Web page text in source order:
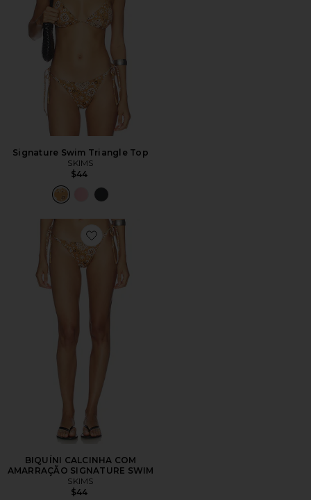
Signature Swim Triangle Top
SKIMS
$44
Favorite BIQUÍNI CALCINHA COM AMARRAÇÃO
BIQUÍNI CALCINHA COM
AMARRAÇÃO SIGNATURE SWIM
SKIMS
$44